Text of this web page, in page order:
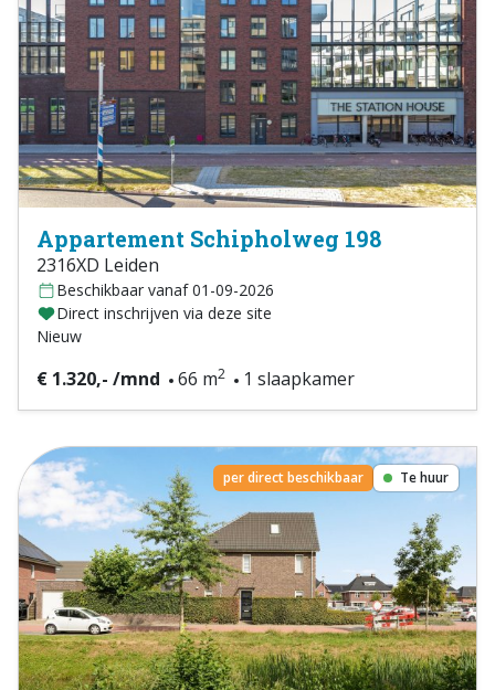
Appartement Schipholweg 198
2316XD Leiden
Beschikbaar vanaf 01-09-2026
Direct inschrijven via deze site
Nieuw
€ 1.320,- /mnd 66 m2 1 slaapkamer
per direct beschikbaar Te huur